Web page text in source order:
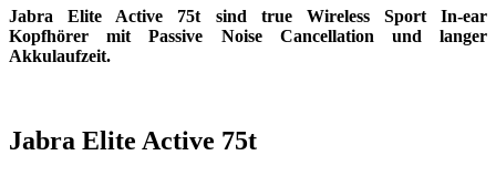
Jabra Elite Active 75t sind true Wireless Sport In-ear
Kopfhörer mit Passive Noise Cancellation und langer
Akkulaufzeit.
Jabra Elite Active 75t